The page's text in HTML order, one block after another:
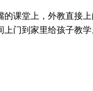
的课堂上，外教直接
上门到家里给孩子教